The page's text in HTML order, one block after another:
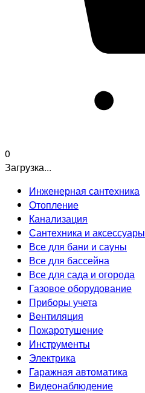
0
Загрузка...
Инженерная сантехника
Отопление
Канализация
Сантехника и аксессуары
Все для бани и сауны
Все для бассейна
Все для сада и огорода
Газовое оборудование
Приборы учета
Вентиляция
Пожаротушение
Инструменты
Электрика
Гаражная автоматика
Видеонаблюдение